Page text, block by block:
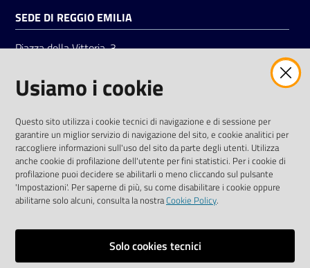
SEDE DI REGGIO EMILIA
Piazza della Vittoria, 3
Tel.0522 7961
LinkedinFacebookInstagram
Usiamo i cookie
Questo sito utilizza i cookie tecnici di navigazione e di sessione per
garantire un miglior servizio di navigazione del sito, e cookie analitici per
raccogliere informazioni sull'uso del sito da parte degli utenti. Utilizza
anche cookie di profilazione dell'utente per fini statistici. Per i cookie di
profilazione puoi decidere se abilitarli o meno cliccando sul pulsante
'Impostazioni'. Per saperne di più, su come disabilitare i cookie oppure
abilitarne solo alcuni, consulta la nostraCookie Policy.
Solo cookies tecnici